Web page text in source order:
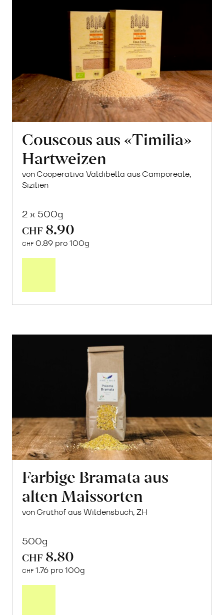
Couscous aus «Timilia»
Hartweizen
von Cooperativa Valdibella aus Camporeale,
Sizilien
2 x 500g
CHF 8.90
CHF 0.89 pro 100g
Farbige Bramata aus
alten Maissorten
von Grüthof aus Wildensbuch, ZH
500g
CHF 8.80
CHF 1.76 pro 100g